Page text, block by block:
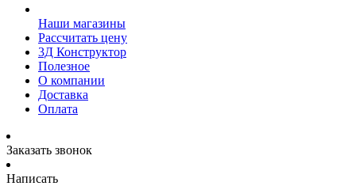
Наши магазины
Рассчитать цену
3Д Конструктор
Полезное
О компании
Доставка
Оплата
Заказать звонок
Написать